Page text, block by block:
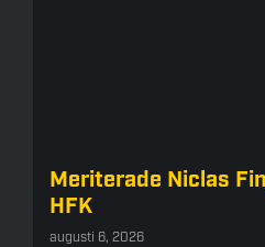
Meriterade Niclas
HFK
augusti 6, 2026